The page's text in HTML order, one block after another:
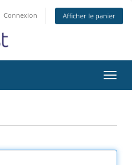
Connexion Afficher le panier
la